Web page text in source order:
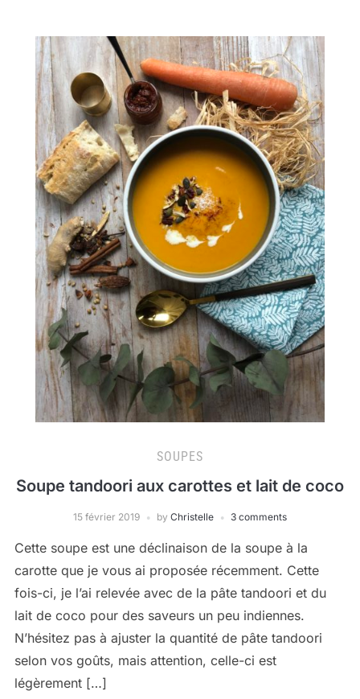
SOUPES
Soupe tandoori aux carottes et lait de coco
15 février 2019 by Christelle 3 comments
Cette soupe est une déclinaison de la soupe à la
carotte que je vous ai proposée récemment. Cette
fois-ci, je l’ai relevée avec de la pâte tandoori et du
lait de coco pour des saveurs un peu indiennes.
N’hésitez pas à ajuster la quantité de pâte tandoori
selon vos goûts, mais attention, celle-ci est
légèrement […]